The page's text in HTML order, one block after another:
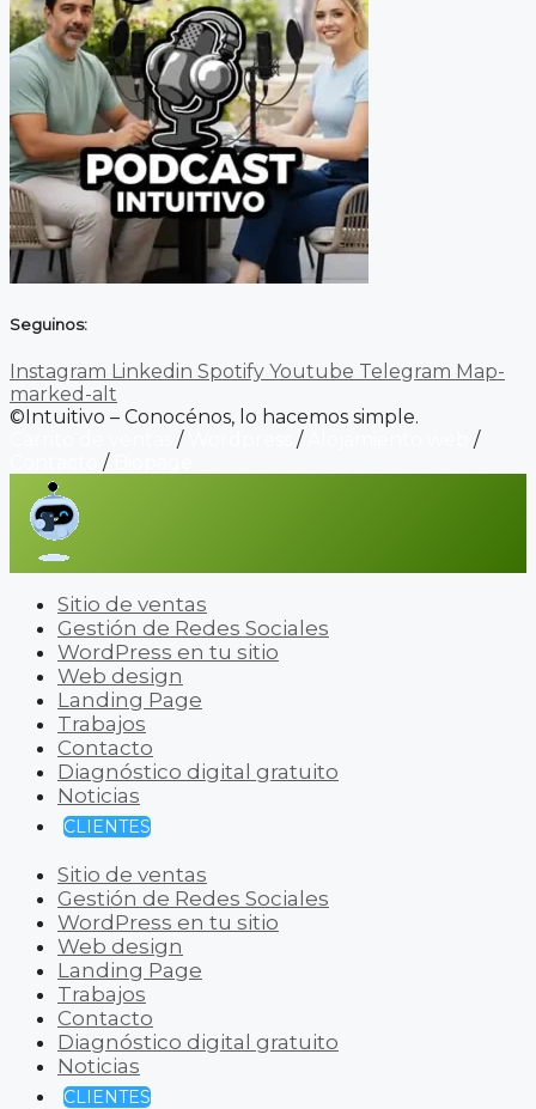
Seguinos:
Instagram Linkedin Spotify Youtube Telegram Map-
marked-alt
©Intuitivo – Conocénos, lo hacemos simple.
/ /
/
/
Sitio de ventas
Gestión de Redes Sociales
WordPress en tu sitio
Web design
Landing Page
Trabajos
Contacto
Diagnóstico digital gratuito
Noticias
CLIENTES
Sitio de ventas
Gestión de Redes Sociales
WordPress en tu sitio
Web design
Landing Page
Trabajos
Contacto
Diagnóstico digital gratuito
Noticias
CLIENTES